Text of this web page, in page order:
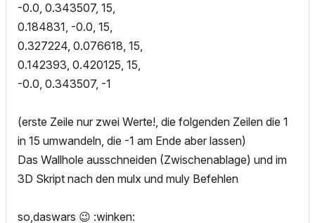
-0.0, 0.343507, 15,
0.184831, -0.0, 15,
0.327224, 0.076618, 15,
0.142393, 0.420125, 15,
-0.0, 0.343507, -1
(erste Zeile nur zwei Werte!, die folgenden Zeilen die 1
in 15 umwandeln, die -1 am Ende aber lassen)
Das Wallhole ausschneiden (Zwischenablage) und im
3D Skript nach den mulx und muly Befehlen
so,daswars 😉 :winken: